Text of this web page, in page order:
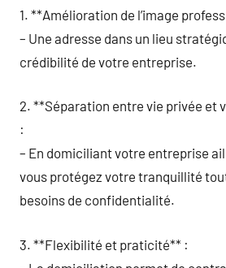
1. **Amélioration de l’image
– Une adresse dans un lieu
crédibilité de votre entreprise.
2. **Séparation entre vie privée et
:
– En domiciliant votre entreprise
vous protégez votre tranquillité
besoins de confidentialité.
3. **Flexibilité et praticité** :